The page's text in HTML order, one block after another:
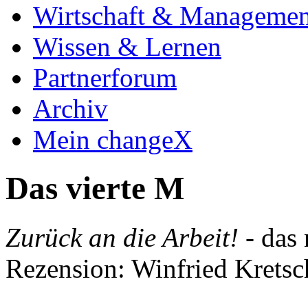
Wirtschaft &
Wissen & Lernen
Partnerforum
Archiv
Mein changeX
Das vierte M
Zurück an die Arbeit! - das
Rezension: Winfried